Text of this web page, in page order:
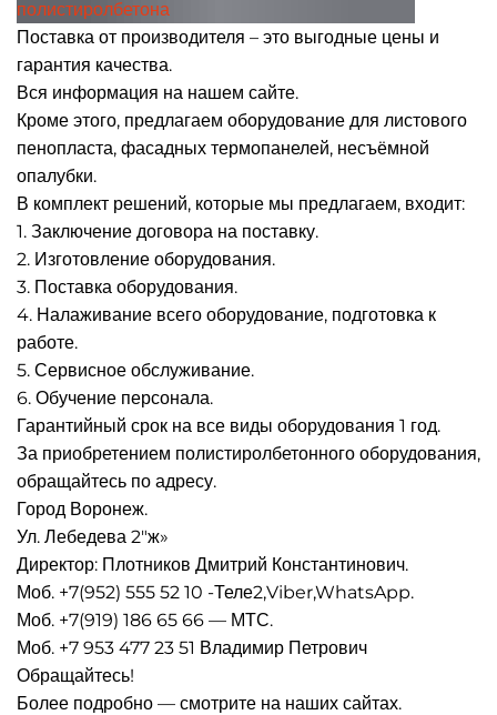
Поставка от производителя – это выгодные цены и
гарантия качества.
Вся информация на нашем сайте.
Кроме этого, предлагаем оборудование для листового
пенопласта, фасадных термопанелей, несъёмной
опалубки.
В комплект решений, которые мы предлагаем, входит:
1. Заключение договора на поставку.
2. Изготовление оборудования.
3. Поставка оборудования.
4. Налаживание всего оборудование, подготовка к
работе.
5. Сервисное обслуживание.
6. Обучение персонала.
Гарантийный срок на все виды оборудования 1 год.
За приобретением полистиролбетонного оборудования,
обращайтесь по адресу.
Город Воронеж.
Ул. Лебедева 2″ж»
Директор: Плотников Дмитрий Константинович.
Моб. +7(952) 555 52 10 -Теле2,Viber,WhatsApp.
Моб. +7(919) 186 65 66 — МТС.
Моб. +7 953 477 23 51 Владимир Петрович
Обращайтесь!
Более подробно — смотрите на наших сайтах.